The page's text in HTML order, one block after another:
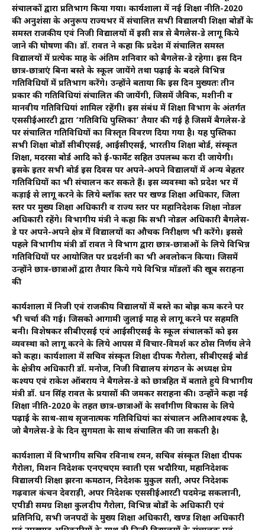
संचालकों द्वारा प्रतिभाग किया गया। कार्यशाला में नई शिक्षा नीति-2020
की अनुशंसा के अनुरूप राज्यभर में संचालित सभी विद्यालयी शिक्षा बोर्डों के
समस्त राजकीय एवं निजी विद्यालयों में इसी सत्र से बैगलेस-डे लागू किये
जाने की घोषणा की। डॉ. रावत ने कहा कि प्रदेश में संचालित समस्त
विद्यालयों में प्रत्येक माह के अंतिम शनिवार को बैगलेस-डे रहेगा। इस दिन
छात्र-छात्राएं बिना बस्ते के स्कूल जायेंगे तथा पढ़ाई के बदले विभिन्न
गतिविधियों में प्रतिभाग करेंगे। उन्होंने बताया कि इस दिन मुख्यतः तीन
प्रकार की गतिविधियां संचालित की जायेंगी, जिसमें जैविक, मशीनी व
मानवीय गतिविधियां शामिल रहेंगी। इस संबंध में शिक्षा विभाग के अंतर्गत
एससीईआरटी द्वारा ‘गतिविधि पुस्तिका’ तैयार की गई है जिसमें बैगलेस-डे
पर संचालित गतिविधियों का विस्तृत विवरण दिया गया है। यह पुस्तिका
सभी शिक्षा बोर्डो सीबीएसई, आईसीएसई, भारतीय शिक्षा बोर्ड, संस्कृत
शिक्षा, मदरसा बोर्ड आदि को ई-फार्मेट सहित उपलब्ध करा दी जायेगी।
इसके इतर सभी बोर्ड इस दिवस पर अपने-अपने विद्यालयों में अन्य बेहतर
गतिविधियों का भी संचालन कर सकते हैं। इस व्यवस्था को प्रदेश भर में
कड़ाई से लागू करने के लिये ब्लॉक स्तर पर खण्ड शिक्षा अधिकार, जिला
स्तर पर मुख्य शिक्षा अधिकारी व राज्य स्तर पर महानिदेशक शिक्षा नोडल
अधिकारी रहेंगे। विभागीय मंत्री ने कहा कि सभी नोडल अधिकारी बैगलेस-
डे पर अपने-अपने क्षेत्र में विद्यालयों का औचक निरीक्षण भी करेंगे। इससे
पहले विभागीय मंत्री डॉ रावत ने विभाग द्वारा छात्र-छात्राओं के लिये विभिन्न
गतिविधियों पर आयोजित पर प्रदर्शनी का भी अवलोकन किया। जिसमें
उन्होंने छात्र-छात्राओं द्वारा तैयार किये गये विभिन्न मॉडलों की खूब सराहना
की
कार्यशाला में निजी एवं राजकीय विद्यालयों में बस्ते का बोझ कम करने पर
भी चर्चा की गई। जिसको आगामी जुलाई माह से लागू करने पर सहमति
बनी। विशेषकर सीबीएसई एवं आईसीएसई के स्कूल संचालकों को इस
व्यवस्था को लागू करने के लिये आपस में विचार-विमर्श कर ठोस निर्णय लेने
को कहा। कार्यशाला में सचिव संस्कृत शिक्षा दीपक गैरोला, सीबीएसई बोर्ड
के क्षेत्रीय अधिकारी डॉ. मनोज, निजी विद्यालय संगठन के अध्यक्ष प्रेम
कश्यप एवं राकेश ऑबराय ने बैगलेस-डे को छात्रहित में बताते हुये विभागीय
मंत्री डॉ. धन सिंह रावत के प्रयासों की जमकर सराहना की। उन्होंने कहा नई
शिक्षा नीति-2020 के तहत छात्र-छात्राओं के सर्वांगीण विकास के लिये
पढ़ाई के साथ-साथ सृजनात्मक गतिविधियां का संचालन अतिआवश्यक है,
जो बैगलेस-डे के दिन सुगमता के साथ संचालित की जा सकती है।
कार्यशाला में विभागीय सचिव रविनाथ रमन, सचिव संस्कृत शिक्षा दीपक
गैरोला, मिशन निदेशक एनएचएम स्वाती एस भदौरिया, महानिदेशक
विद्यालयी शिक्षा झरना कमठान, निदेशक मुकुल सती, अपर निदेशक
गढ़वाल कंचन देवराड़ी, अपर निदेशक एससीईआरटी पदमेन्द्र सकलानी,
एपीडी समग्र शिक्षा कुलदीप गैरोला, विभिन्न बोर्डों के अधिकारी एवं
प्रतिनिधि, सभी जनपदों के मुख्य शिक्षा अधिकारी, खण्ड शिक्षा अधिकारी